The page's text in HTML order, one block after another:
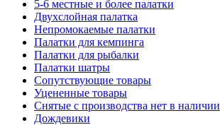
5-6 местные и более палатки
Двухслойная палатка
Непромокаемые палатки
Палатки для кемпинга
Палатки для рыбалки
Палатки шатры
Сопутствующие товары
Уцененные товары
Снятые с производства нет в наличии
Дождевики